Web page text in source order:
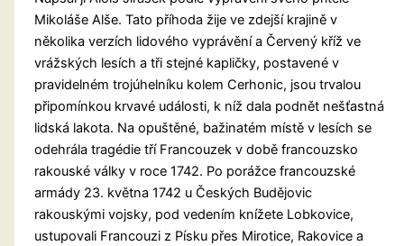
Mikoláše Alše. Tato příhoda žije ve zdejší krajině v
několika verzích lidového vyprávění a Červený kříž ve
vrážských lesích a tři stejné kapličky, postavené v
pravidelném trojúhelníku kolem Cerhonic, jsou trvalou
připomínkou krvavé události, k níž dala podnět nešťastná
lidská lakota. Na opuštěné, bažinatém místě v lesích se
odehrála tragédie tří Francouzek v době francouzsko
rakouské války v roce 1742. Po porážce francouzské
armády 23. května 1742 u Českých Budějovic
rakouskými vojsky, pod vedením knížete Lobkovice,
ustupovali Francouzi z Písku přes Mirotice, Rakovice a